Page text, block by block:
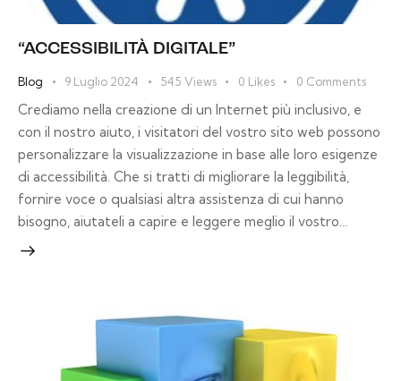
“ACCESSIBILITÀ DIGITALE”
Blog 9 Luglio 2024 545 Views 0 Likes 0 Comments
Crediamo nella creazione di un Internet più inclusivo, e
con il nostro aiuto, i visitatori del vostro sito web possono
personalizzare la visualizzazione in base alle loro esigenze
di accessibilità. Che si tratti di migliorare la leggibilità,
fornire voce o qualsiasi altra assistenza di cui hanno
bisogno, aiutateli a capire e leggere meglio il vostro…